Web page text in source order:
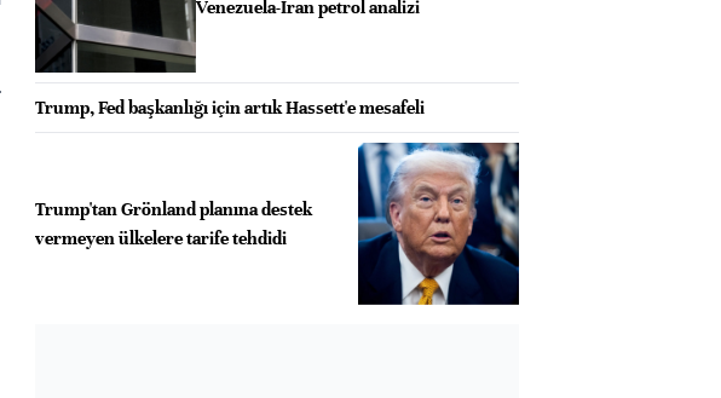
Venezuela-İran petrol analizi
Trump, Fed başkanlığı için artık Hassett'e mesafeli
Trump'tan Grönland planına destek
vermeyen ülkelere tarife tehdidi